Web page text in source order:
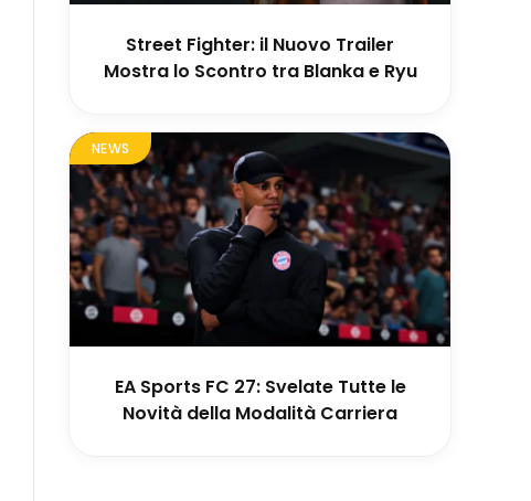
Street Fighter: il Nuovo Trailer
Mostra lo Scontro tra Blanka e Ryu
NEWS
EA Sports FC 27: Svelate Tutte le
Novità della Modalità Carriera